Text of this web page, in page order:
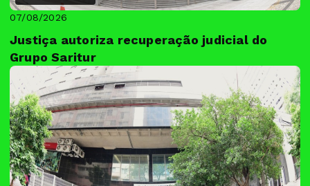
07/08/2026
Justiça autoriza recuperação judicial do
Grupo Saritur